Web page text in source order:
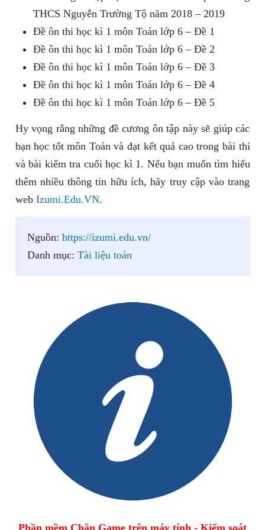
THCS Nguyễn Trường Tộ năm 2018 – 2019
Đề ôn thi học kì 1 môn Toán lớp 6 – Đề 1
Đề ôn thi học kì 1 môn Toán lớp 6 – Đề 2
Đề ôn thi học kì 1 môn Toán lớp 6 – Đề 3
Đề ôn thi học kì 1 môn Toán lớp 6 – Đề 4
Đề ôn thi học kì 1 môn Toán lớp 6 – Đề 5
Hy vọng rằng những đề cương ôn tập này sẽ giúp các
bạn học tốt môn Toán và đạt kết quả cao trong bài thi
và bài kiểm tra cuối học kì 1. Nếu bạn muốn tìm hiểu
thêm nhiều thông tin hữu ích, hãy truy cập vào trang
web Izumi.Edu.VN.
Nguồn: https://izumi.edu.vn/
Danh mục: Tài liệu toán